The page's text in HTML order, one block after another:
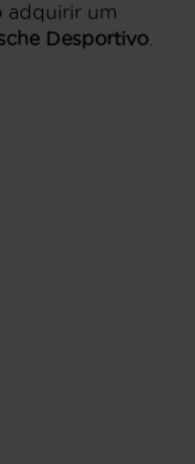
adquirir um
Desportivo